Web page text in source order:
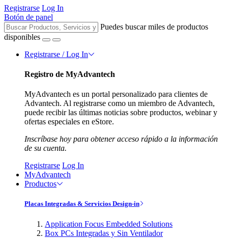
Registrarse Log In
Botón de panel
Puedes buscar miles de productos
disponibles
Registrarse / Log In
Registro de MyAdvantech
MyAdvantech es un portal personalizado para clientes de
Advantech. Al registrarse como un miembro de Advantech,
puede recibir las últimas noticias sobre productos, webinar y
ofertas especiales en eStore.
Inscríbase hoy para obtener acceso rápido a la información
de su cuenta.
Registrarse Log In
MyAdvantech
Productos
Placas Integradas & Servicios Design-in
Application Focus Embedded Solutions
Box PCs Integradas y Sin Ventilador